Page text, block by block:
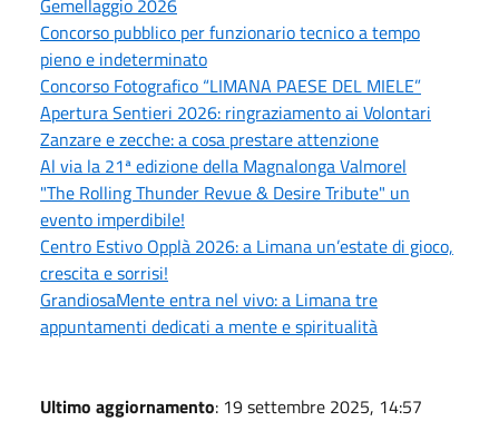
Concorso pubblico per funzionario tecnico a tempo
pieno e indeterminato
Concorso Fotografico “LIMANA PAESE DEL MIELE”
Apertura Sentieri 2026: ringraziamento ai Volontari
Zanzare e zecche: a cosa prestare attenzione
Al via la 21ª edizione della Magnalonga Valmorel
"The Rolling Thunder Revue & Desire Tribute" un
evento imperdibile!
Centro Estivo Opplà 2026: a Limana un’estate di gioco,
crescita e sorrisi!
GrandiosaMente entra nel vivo: a Limana tre
appuntamenti dedicati a mente e spiritualità
Ultimo aggiornamento: 19 settembre 2025, 14:57